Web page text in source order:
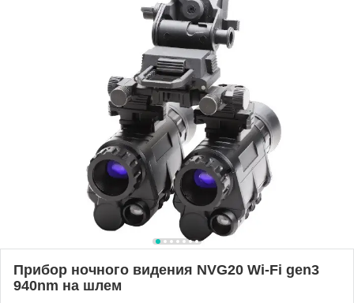
Прибор ночного видения NVG20 Wi-Fi gen3
940nm на шлем